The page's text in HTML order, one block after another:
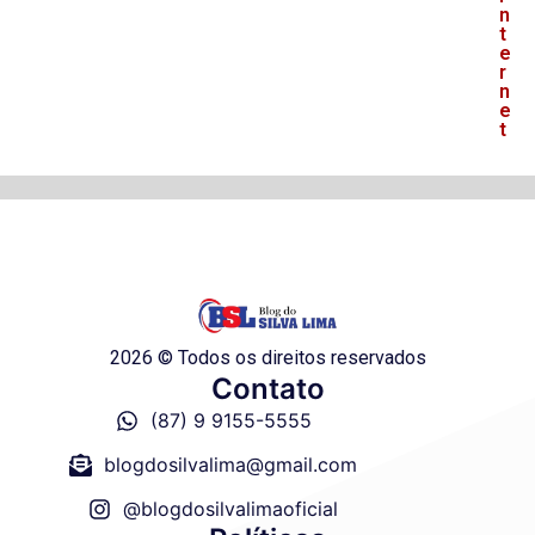
n
t
e
r
n
e
t
2026 © Todos os direitos reservados
Contato
(87) 9 9155-5555
blogdosilvalima@gmail.com
@blogdosilvalimaoficial